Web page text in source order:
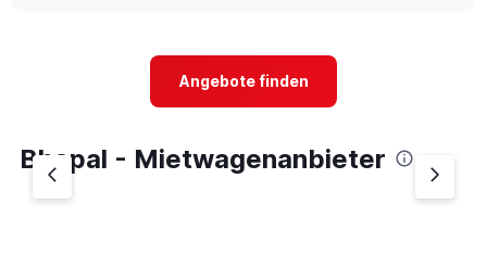
Angebote finden
Bhopal - Mietwagenanbieter